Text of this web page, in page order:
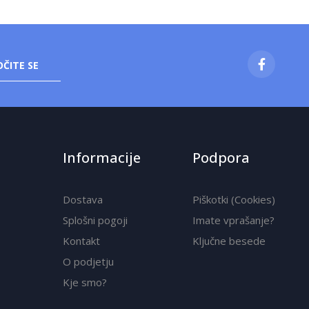
SE
Informacije
Dostava
Splošni pogoji
Kontakt
O podjetju
Kje smo?
Podpora
Piškotki (Cookies)
Imate vprašanje?
Ključne besede